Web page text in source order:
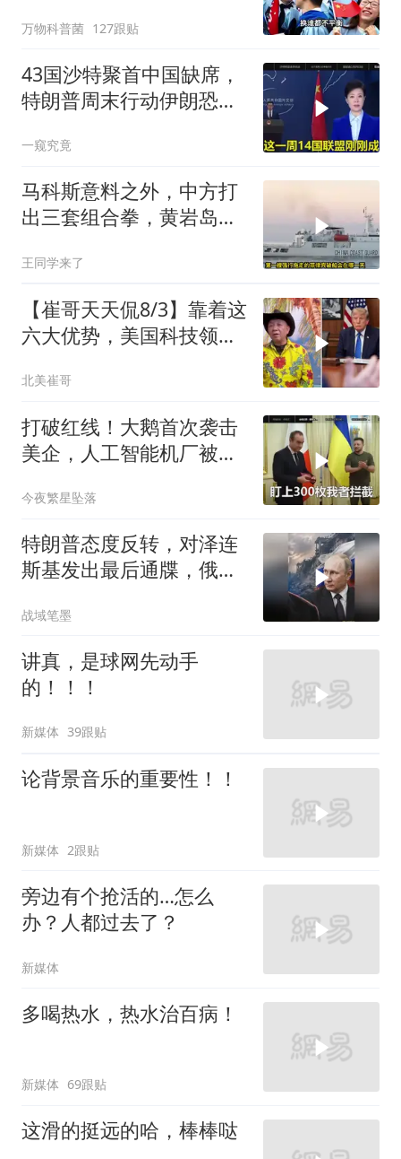
万物科普菌 127跟贴
43国沙特聚首中国缺席，
特朗普周末行动伊朗恐遭
一窥究竟
马科斯意料之外，中方打
出三套组合拳，黄岩岛将
王同学来了
【崔哥天天侃8/3】靠着这
六大优势，美国科技领军
北美崔哥
打破红线！大鹅首次袭击
美企，人工智能机厂被摧
今夜繁星坠落
特朗普态度反转，对泽连
斯基发出最后通牒，俄乌
战域笔墨
讲真，是球网先动手
的！！！
新媒体 39跟贴
论背景音乐的重要性！！
新媒体 2跟贴
旁边有个抢活的…怎么
办？人都过去了？
新媒体
多喝热水，热水治百病！
新媒体 69跟贴
这滑的挺远的哈，棒棒哒